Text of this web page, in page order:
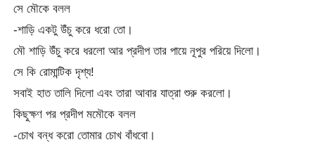
সে মৌকে বলল
-শাড়ি একটু উঁচু করে ধরো তো।
মৌ শাড়ি উঁচু করে ধরলো আর প্রদীপ তার পায়ে নূপুর পরিয়ে দিলো।
সে কি রোমান্টিক দৃশ্য!
সবাই হাত তালি দিলো এবং তারা আবার যাত্রা শুরু করলো।
কিছুক্ষণ পর প্রদীপ মমৌকে বলল
-চোখ বন্ধ করো তোমার চোখ বাঁধবো।